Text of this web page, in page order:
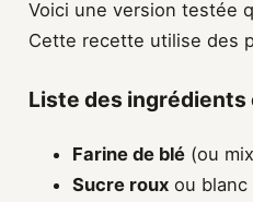
Voici une version testée
Cette recette utilise des
Liste des
Farine de blé (ou
Sucre roux ou blanc